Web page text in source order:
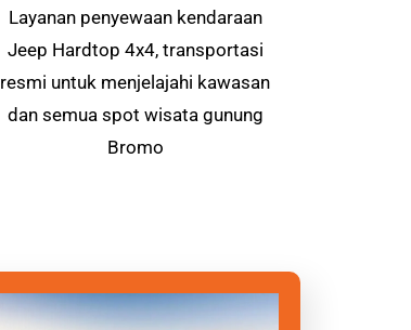
Layanan penyewaan kendaraan
Jeep Hardtop 4x4, transportasi
resmi untuk menjelajahi kawasan
dan semua spot wisata gunung
Bromo